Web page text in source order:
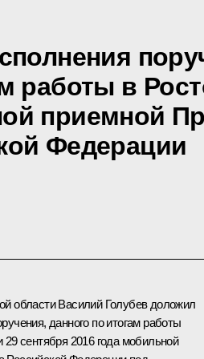
работы в
приемной
Федерации
области Василий Голубев доложил
данного по итогам работы
29 сентября 2016 года мобильной